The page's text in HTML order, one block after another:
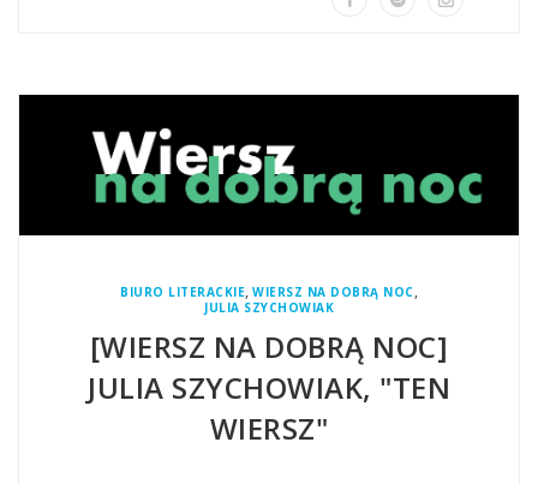
BIURO LITERACKIE,WIERSZ NA DOBRĄ NOC,
JULIA SZYCHOWIAK
[WIERSZ NA DOBRĄ NOC]
JULIA SZYCHOWIAK, "TEN
WIERSZ"